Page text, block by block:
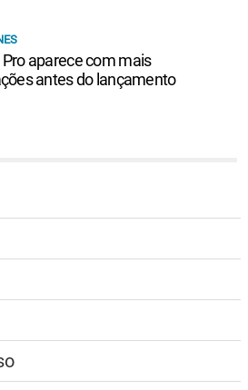
aparece com mais
antes do lançamento